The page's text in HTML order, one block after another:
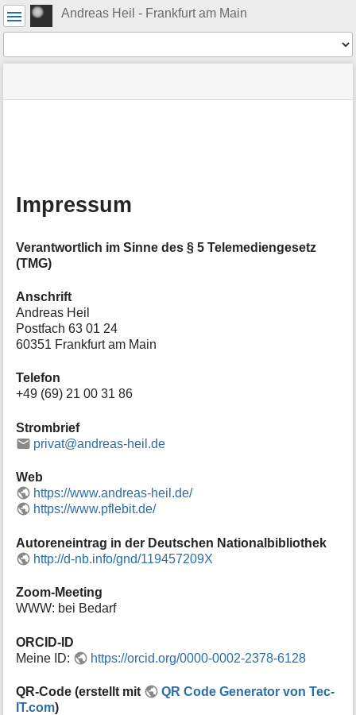
Andreas Heil - Frankfurt am Main
Werkzeuge
Benutzer-
Werkzeuge
befinden
»
Seiten-
o
r
a
t
i
o
e
n
z
r
S
i
t
e
Impressum
Verantwortlich im Sinne des § 5 Telemediengesetz
(TMG)
Anschrift
Andreas Heil
Postfach 63 01 24
60351 Frankfurt am Main
Telefon
+49 (69) 21 00 31 86
Strombrief
privat@andreas-heil.de
Web
https://www.andreas-heil.de/
https://www.pflebit.de/
Autoreneintrag in der Deutschen Nationalbibliothek
http://d-nb.info/gnd/119457209X
Zoom-Meeting
WWW: bei Bedarf
ORCID-ID
Meine ID:
https://orcid.org/0000-0002-2378-6128
QR-Code (erstellt mit
QR Code Generator von Tec-
IT.com)